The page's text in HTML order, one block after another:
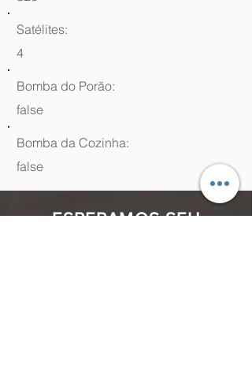
Satélites:
4
Bomba do Porão:
false
Bomba da Cozinha:
false
ESPERAMOS SEU